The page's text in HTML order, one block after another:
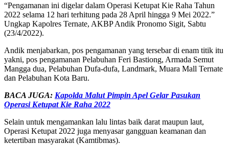
“Pengamanan ini digelar dalam Operasi Ketupat Kie Raha Tahun
2022 selama 12 hari terhitung pada 28 April hingga 9 Mei 2022.”
Ungkap Kapolres Ternate, AKBP Andik Pronomo Sigit, Sabtu
(23/4/2022).
Andik menjabarkan, pos pengamanan yang tersebar di enam titik itu
yakni, pos pengamanan Pelabuhan Feri Bastiong, Armada Semut
Mangga dua, Pelabuhan Dufa-dufa, Landmark, Muara Mall Ternate
dan Pelabuhan Kota Baru.
BACA JUGA: Kapolda Malut Pimpin Apel Gelar Pasukan
Operasi Ketupat Kie Raha 2022
Selain untuk mengamankan lalu lintas baik darat maupun laut,
Operasi Ketupat 2022 juga menyasar gangguan keamanan dan
ketertiban masyarakat (Kamtibmas).